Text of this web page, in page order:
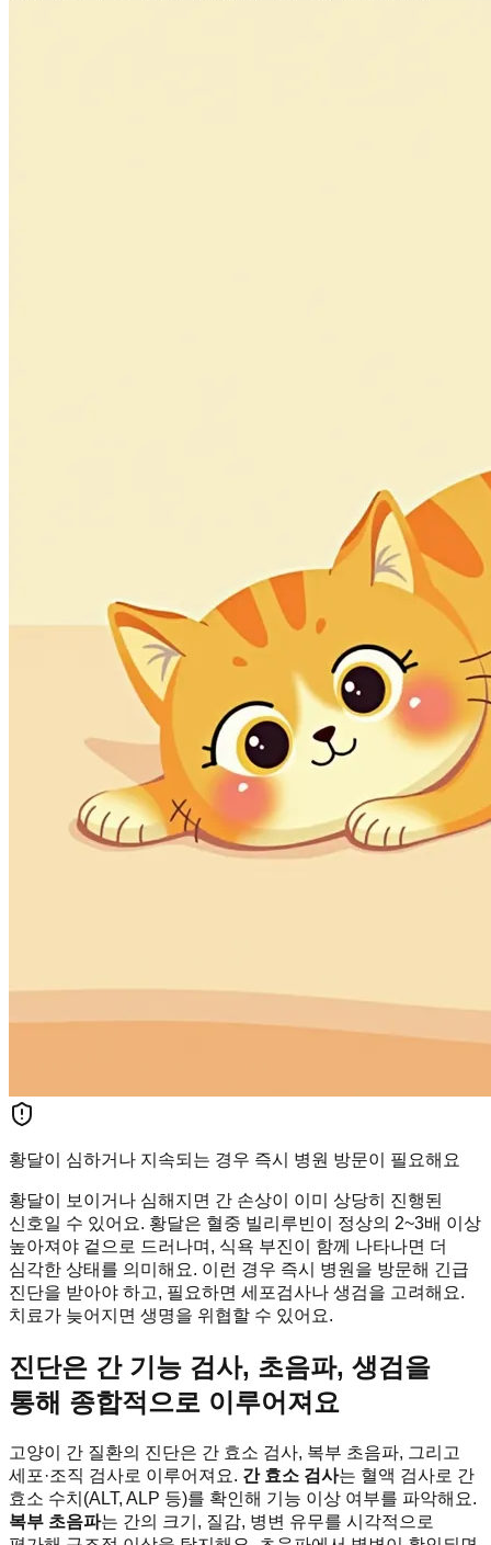
황달이 심하거나 지속되는 경우 즉시 병원 방문이 필요해요
황달이 보이거나 심해지면 간 손상이 이미 상당히 진행된
신호일 수 있어요. 황달은 혈중 빌리루빈이 정상의 2~3배 이상
높아져야 겉으로 드러나며, 식욕 부진이 함께 나타나면 더
심각한 상태를 의미해요. 이런 경우 즉시 병원을 방문해 긴급
진단을 받아야 하고, 필요하면 세포검사나 생검을 고려해요.
치료가 늦어지면 생명을 위협할 수 있어요.
진단은 간 기능 검사, 초음파, 생검을
통해 종합적으로 이루어져요
고양이 간 질환의 진단은 간 효소 검사, 복부 초음파, 그리고
세포·조직 검사로 이루어져요. 간 효소 검사는 혈액 검사로 간
효소 수치(ALT, ALP 등)를 확인해 기능 이상 여부를 파악해요.
복부 초음파는 간의 크기, 질감, 병변 유무를 시각적으로